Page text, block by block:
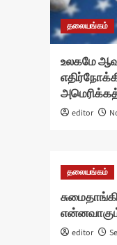
தலையங்கம்
உலகமே
editor
தலையங்கம்
editor